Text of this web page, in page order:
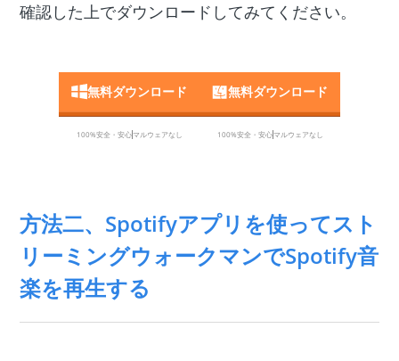
確認した上でダウンロードしてみてください。
無料ダウンロード
100%安全・安心マルウェアなし
無料ダウンロード
100%安全・安心マルウェアなし
方法二、Spotifyアプリを使ってスト
リーミングウォークマンでSpotify音
楽を再生する